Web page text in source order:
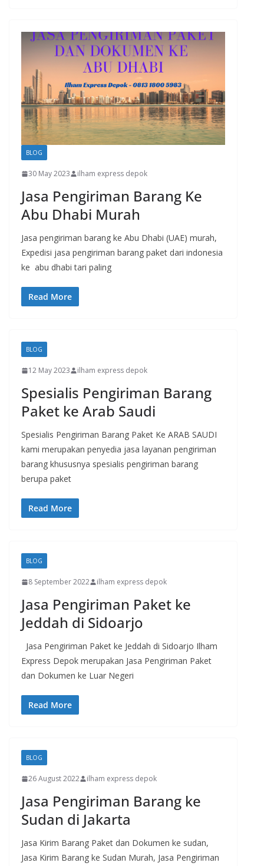
BLOG
30 May 2023 ilham express depok
Jasa Pengiriman Barang Ke
Abu Dhabi Murah
Jasa pengiriman barang ke Abu Dhabi (UAE) murah,
Expedisi jasa pengiriman barang paket dari indonesia
ke abu dhabi tari paling
Read More
BLOG
12 May 2023 ilham express depok
Spesialis Pengiriman Barang
Paket ke Arab Saudi
Spesialis Pengiriman Barang Paket Ke ARAB SAUDI
kami merupakan penyedia jasa layanan pengiriman
barang khususnya spesialis pengiriman barang
berupa paket
Read More
BLOG
8 September 2022 ilham express depok
Jasa Pengiriman Paket ke
Jeddah di Sidoarjo
Jasa Pengiriman Paket ke Jeddah di Sidoarjo Ilham
Express Depok merupakan Jasa Pengiriman Paket
dan Dokumen ke Luar Negeri
Read More
BLOG
26 August 2022 ilham express depok
Jasa Pengiriman Barang ke
Sudan di Jakarta
Jasa Kirim Barang Paket dan Dokumen ke sudan,
Jasa Kirim Barang ke Sudan Murah, Jasa Pengiriman